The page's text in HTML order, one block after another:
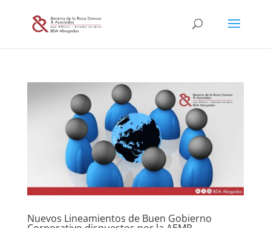
Nuevos Lineamientos de Buen Gobierno